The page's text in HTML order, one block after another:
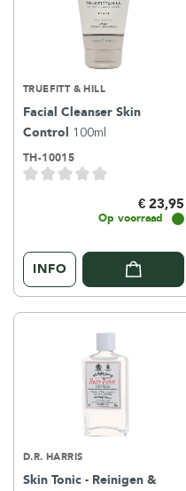
TRUEFITT & HILL
Facial Cleanser Skin
Control 100ml
TH-10015
€ 23,95
Op voorraad
INFO
D.R. HARRIS
Skin Tonic - Reinigen &